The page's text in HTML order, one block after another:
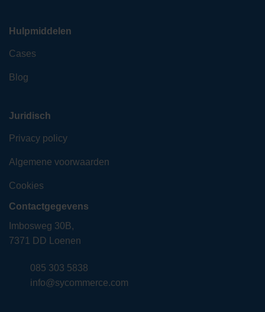
Hulpmiddelen
Cases
Blog
Juridisch
Privacy policy
Algemene voorwaarden
Cookies
Contactgegevens
Imbosweg 30B,
7371 DD Loenen
085 303 5838
info@sycommerce.com